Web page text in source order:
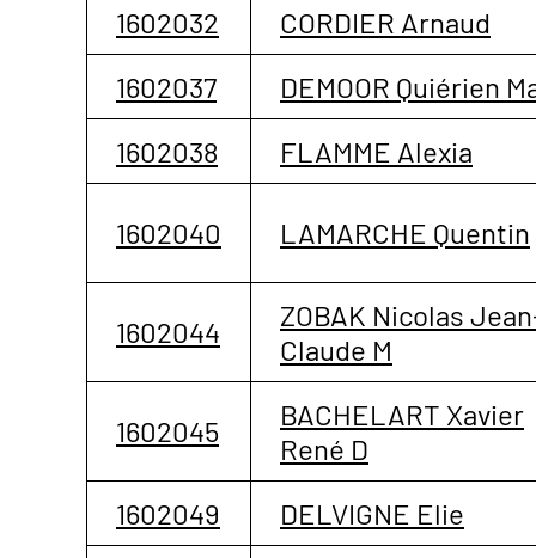
1602032
CORDIER Arnaud
1602037
DEMOOR Quiérien
1602038
FLAMME Alexia
1602040 LAMARCHE Quentin
1602044
ZOBAK Nicolas
Claude M
1602045
BACHELART Xavier
René D
1602049
DELVIGNE Elie